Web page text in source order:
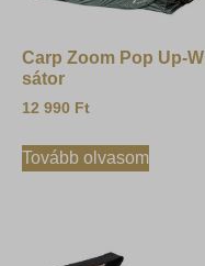
Carp Zoom Pop Up-W
sátor
12 990 Ft
Tovább olvasom